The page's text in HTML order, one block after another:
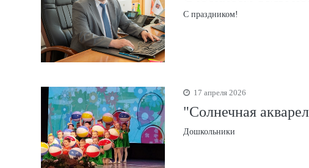
С праздником!
17 апреля 2026
"Солнечная
Дошкольники